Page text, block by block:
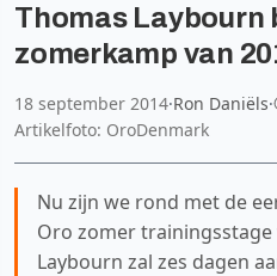
Thomas Laybourn
zomerkamp van
18 september 2014·Ron Daniëls·
Artikelfoto: OroDenmark
Nu zijn we rond met de
Oro zomer trainingsstage
Laybourn zal zes dagen